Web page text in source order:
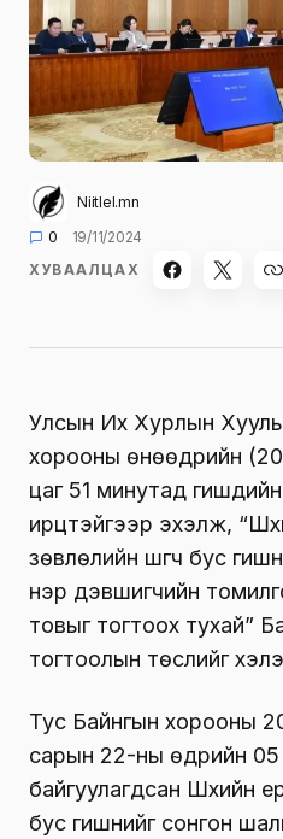
Niitlel.mn
0
19/11/2024
ХУВААЛЦАХ
Улсын Их Хурлын Хууль
хорооны өнөөдрийн
цаг 51 минутад
ирцтэйгээр эхэлж,
зөвлөлийн шүүгч бус
нэр дэвшигчийн
товыг тогтоох тухай”
тогтоолын төслийг
Тус Байнгын хорооны
сарын 22-ны өдрийн 05
байгуулагдсан Шүүхийн
бус гишүүнийг сонгон